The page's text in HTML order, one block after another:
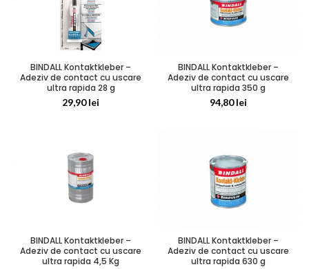
BINDALL Kontaktkleber –
Adeziv de contact cu uscare
ultra rapida 28 g
29,90lei
BINDALL Kontaktkleber –
Adeziv de contact cu uscare
ultra rapida 350 g
94,80lei
BINDALL Kontaktkleber –
Adeziv de contact cu uscare
ultra rapida 4,5 Kg
BINDALL Kontaktkleber –
Adeziv de contact cu uscare
ultra rapida 630 g